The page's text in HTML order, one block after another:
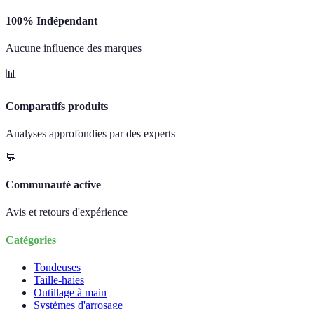
100% Indépendant
Aucune influence des marques
📊
Comparatifs produits
Analyses approfondies par des experts
💬
Communauté active
Avis et retours d'expérience
Catégories
Tondeuses
Taille-haies
Outillage à main
Systèmes d'arrosage